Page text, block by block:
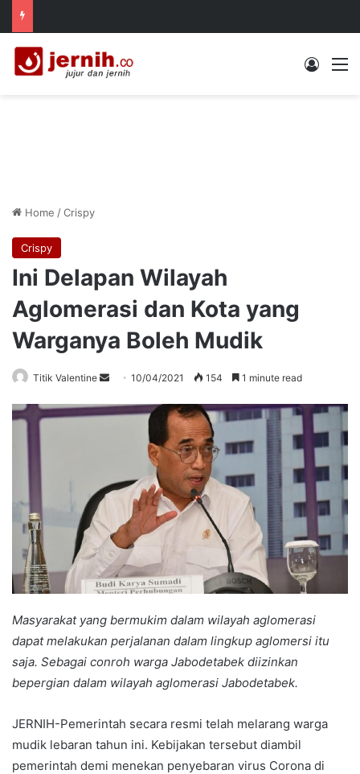
Log In
Home /Crispy
Crispy
Ini Delapan Wilayah
Aglomerasi dan Kota yang
Warganya Boleh Mudik
Titik Valentine
Send
email
10/04/2021 154 1 minute read
Masyarakat yang bermukim dalam wilayah aglomerasi
dapat melakukan perjalanan dalam lingkup aglomersi itu
saja. Sebagai conroh warga Jabodetabek diizinkan
bepergian dalam wilayah aglomerasi Jabodetabek.
JERNIH-Pemerintah secara resmi telah melarang warga
mudik lebaran tahun ini. Kebijakan tersebut diambil
pemerintah demi menekan penyebaran virus Corona di